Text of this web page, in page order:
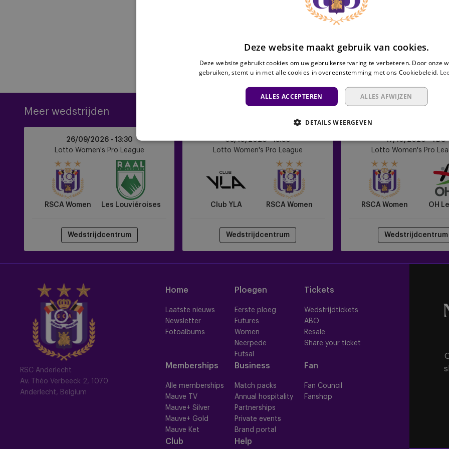
Meer wedstrijden
Louviéroises
26/09/2026 - 13:30
Lotto Women's Pro League
RSCA Women Les Louviéroises
Wedstrijdcentrum
Women
03/10/2026 -13:30
Lotto Women's Pro League
Club YLA RSCA Women
Wedstrijdcentrum
17/10/2026 - TBC
Lotto Women's Pro
RSCA Women OH
Wedstrijdcentrum
RSC Anderlecht
Av. Théo Verbeeck 2, 1070
Anderlecht, Belgium
Home
Laatste nieuws
Newsletter
Fotoalbums
Ploegen
Eerste ploeg
Futures
Women
Neerpede
Futsal
Tickets
Wedstrijdtickets
ABO
Resale
Share your ticket
Memberships
Alle memberships
Mauve TV
Mauve+ Silver
Mauve+ Gold
Mauve Ket
Business
Match packs
Annual hospitality
Partnerships
Private events
Brand portal
Fan
Fan Council
Fanshop
Club Help
Deze website maakt gebruik van cookies.
Deze website gebruikt cookies om uw gebruikerservaring te verbeteren. Door onze
gebruiken, stemt u in met alle cookies in overeenstemming met ons Cookiebeleid.
ALLES ACCEPTEREN ALLES AFWIJZEN
DETAILS WEERGEVEN